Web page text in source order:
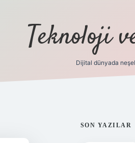
Teknoloji
Dijital dünyada
SON YAZILAR